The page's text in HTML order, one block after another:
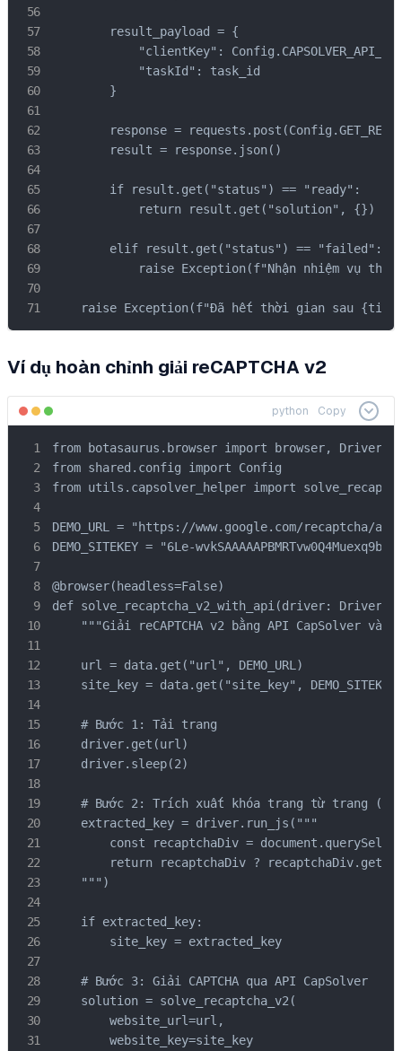
        result_payload = {
"clientKey":
            "taskId": task_id
        }
response =
        result = response.json()
        if result.get("status") == "ready":
            return result.get("solution", {})
        elif result.get("status") == "failed":
raise Exception(f"Nhận nhiệm vụ
raise Exception(f"Đã hết thời gian sau
Ví dụ hoàn chỉnh giải reCAPTCHA v2
python Copy
from botasaurus.browser import browser, Driver
from shared.config import Config
from utils.capsolver_helper import
DEMO_URL = "https://www.google.com/recaptcha/
DEMO_SITEKEY = "6Le-
@browser(headless=False)
def solve_recaptcha_v2_with_api(driver:
"""Giải reCAPTCHA v2 bằng API CapSolver và
    url = data.get("url", DEMO_URL)
site_key = data.get("site_key",
    # Bước 1: Tải trang
    driver.get(url)
    driver.sleep(2)
# Bước 2: Trích xuất khóa trang từ trang
    extracted_key = driver.run_js("""
const recaptchaDiv =
return recaptchaDiv ?
    """)
    if extracted_key:
        site_key = extracted_key
    # Bước 3: Giải CAPTCHA qua API CapSolver
    solution = solve_recaptcha_v2(
        website_url=url,
        website_key=site_key